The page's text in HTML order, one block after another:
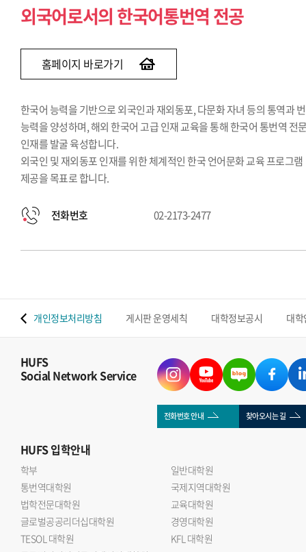
외국어로서의 한국어통번역 전공
홈페이지 바로가기
한국어 능력을 기반으로 외국인과 재외동포, 다문화 자녀 등의 통역과
능력을 양성하며, 해외 한국어 고급 인재 교육을 통해 한국어 통번역 전
인재를 발굴 육성합니다.
외국인 및 재외동포 인재를 위한 체계적인 한국 언어문화 교육 프로그램
제공을 목표로 합니다.
전화번호 02-2173-2477
개인정보처리방침 게시판 운영세칙 대학정보공시 대
HUFS
Social Network Service
전화번호 안내 찾아오시는 길
HUFS입학안내
학부
일반대학원
통번역대학원
국제지역대학원
법학전문대학원
교육대학원
글로벌공공리더십대학원
경영대학원
TESOL 대학원
KFL 대학원